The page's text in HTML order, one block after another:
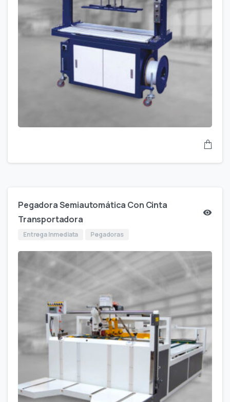
Pegadora Semiautomática Con Cinta
Transportadora
Entrega Inmediata Pegadoras